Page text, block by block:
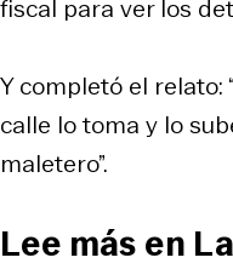
fiscal para ver los
Y completó el relato:
calle lo toma y lo
maletero”.
Lee más en